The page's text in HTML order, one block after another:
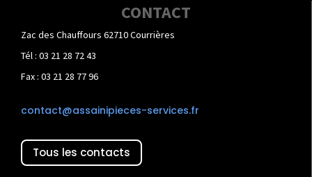
CONTACT
Zac des Chauffours 62710 Courrières
Tél : 03 21 28 72 43
Fax : 03 21 28 77 96
contact@assainipieces-services.fr
Tous les contacts